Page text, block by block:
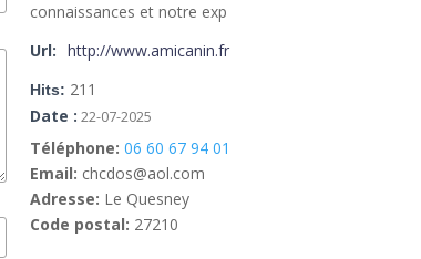
connaissances et notre exp
Url: http://www.amicanin.fr
Hits: 211
Date : 22-07-2025
Téléphone: 06 60 67 94 01
Email: chcdos@aol.com
Adresse: Le Quesney
Code postal: 27210